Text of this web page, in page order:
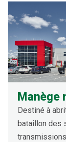
Manège
Destiné à
bataillon des